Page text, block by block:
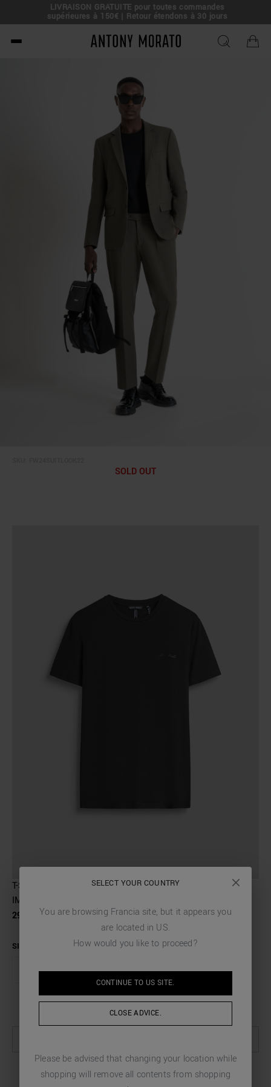
LIVRAISON GRATUITE pour toutes commandes
supérieures à 150€ | Retour étendons à 30 jours
Antony Morato - Official
SOLD OUT
T-SHIRT SUPER SLIM FIT EN COTON ÉLASTIQUE AVEC
IMPRESSION LOGO
29,00 €
SIZE
M L XL XXL
SELECT YOUR COUNTRY
You are browsing Francia site, but it appears you
are located in US.
How would you like to proceed?
CONTINUE TO US SITE.
CLOSE ADVICE.
Please be advised that changing your location while
shopping will remove all contents from shopping